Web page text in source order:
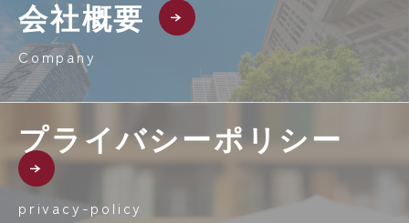
会社概要
Company
プライバシーポリシー
privacy-policy